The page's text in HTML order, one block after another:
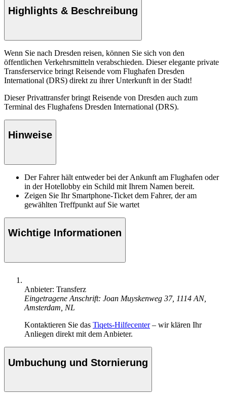
Highlights & Beschreibung
Wenn Sie nach Dresden reisen, können Sie sich von den
öffentlichen Verkehrsmitteln verabschieden. Dieser elegante private
Transferservice bringt Reisende vom Flughafen Dresden
International (DRS) direkt zu ihrer Unterkunft in der Stadt!
Dieser Privattransfer bringt Reisende von Dresden auch zum
Terminal des Flughafens Dresden International (DRS).
Hinweise
Der Fahrer hält entweder bei der Ankunft am Flughafen oder
in der Hotellobby ein Schild mit Ihrem Namen bereit.
Zeigen Sie Ihr Smartphone-Ticket dem Fahrer, der am
gewählten Treffpunkt auf Sie wartet
Wichtige Informationen
Anbieter: Transferz
Eingetragene Anschrift: Joan Muyskenweg 37, 1114 AN,
Amsterdam, NL
Kontaktieren Sie das Tiqets-Hilfecenter– wir klären Ihr
Anliegen direkt mit dem Anbieter.
Umbuchung und Stornierung